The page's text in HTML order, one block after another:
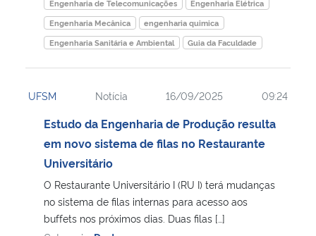
Engenharia de Telecomunicações
Engenharia Elétrica
Engenharia Mecânica
engenharia quimica
Engenharia Sanitária e Ambiental
Guia da Faculdade
UFSM Notícia 16/09/2025 09:24
Estudo da Engenharia de Produção resulta
em novo sistema de filas no Restaurante
Universitário
O Restaurante Universitário I (RU I) terá mudanças
no sistema de filas internas para acesso aos
buffets nos próximos dias. Duas filas […]